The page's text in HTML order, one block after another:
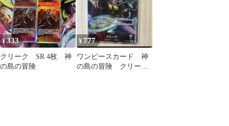
¥333
クリーク SR 4枚 神
の島の冒険
¥777
ワンピースカード 神
の島の冒険 クリー